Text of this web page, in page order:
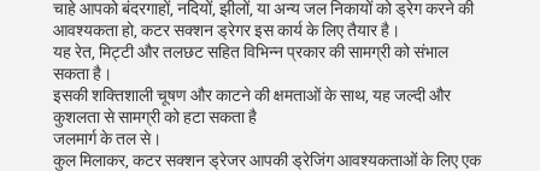
चाहे आपको बंदरगाहों, नदियों, झीलों, या अन्य जल निकायों को ड्रेग करने की
आवश्यकता हो, कटर सक्शन ड्रेगर इस कार्य के लिए तैयार है।
यह रेत, मिट्टी और तलछट सहित विभिन्न प्रकार की सामग्री को संभाल
सकता है।
इसकी शक्तिशाली चूषण और काटने की क्षमताओं के साथ, यह जल्दी और
कुशलता से सामग्री को हटा सकता है
जलमार्ग के तल से।
कुल मिलाकर, कटर सक्शन ड्रेजर आपकी ड्रेजिंग आवश्यकताओं के लिए एक